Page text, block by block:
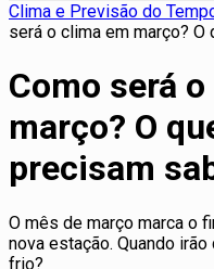
Clima e Previsão do
será o clima em março?
Como será
março? O
precisam
O mês de março marca o
nova estação. Quando
frio?